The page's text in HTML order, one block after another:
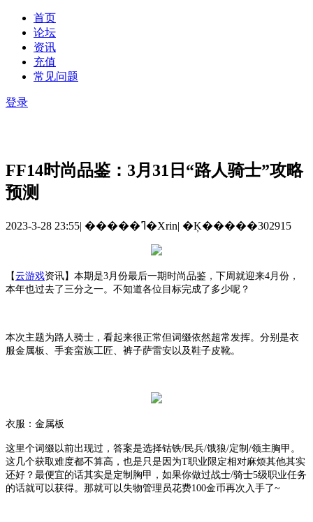
首页
论坛
资讯
充值
常见问题
登录
FF14时尚品鉴：3月31日“路人骑士”攻略
预测
2023-3-28 23:55| �����ߣ�Xrin| �Ķ�����302915
【云游戏资讯】 本期是3月份最后一期时尚品鉴，下周就迎来4月份，
本年也过去了三分之一。不知道各位目标完成了多少呢？
本次主题为路人骑士，看起来很正常但词缀依然超常发挥。分别是衣
服金属板、手套蛮族工匠、裤子萨雷安以及鞋子皮靴。
衣服：金属板
这里个词缀以前出现过，答案是选择钴铁/民兵/饿狼/定制/领主胸甲。
这几个获取难度都不算高，也是只是因为T职业限定相对麻烦其他其实
还好？最便宜的话其实是定制胸甲，如果你做过战士/骑士5级职业任务
的话就可以获得。那就可以失物管理员花费100金币再次入手了~